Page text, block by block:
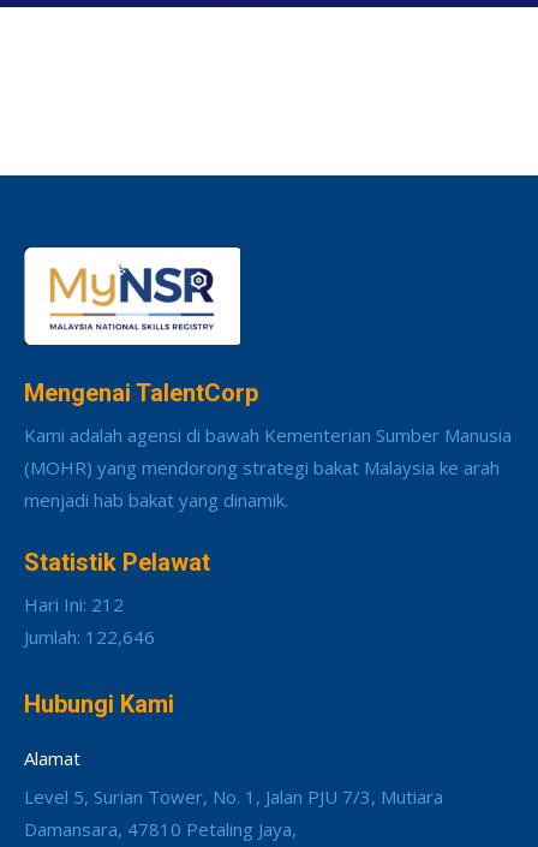
Mengenai TalentCorp
Kami adalah agensi di bawah Kementerian Sumber Manusia
(MOHR) yang mendorong strategi bakat Malaysia ke arah
menjadi hab bakat yang dinamik.
Statistik Pelawat
Hari Ini: 212
Jumlah: 122,646
Hubungi Kami
Alamat
Level 5, Surian Tower, No. 1, Jalan PJU 7/3, Mutiara
Damansara, 47810 Petaling Jaya,